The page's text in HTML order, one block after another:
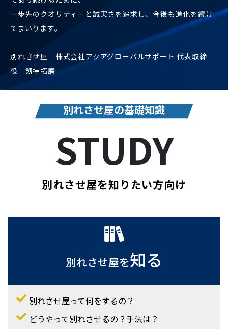
私たちは、依頼を「こなす」のではなく、
「任せてよかった」「結果が出て本当によかった」と、
心から思っていただける別れさせ工作にこだわります。
アクアはこれからも、結果にこだわり、信頼されるブランド
であり続けるために、
てまいります。
別れさせ屋 株式会社アクアグローバルサポート 代表取締
別れさせ屋の基礎知識
STUDY
別れさせ屋を知りたい方向け